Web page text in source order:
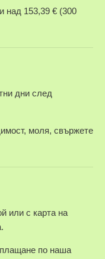
над 153,39 € (300
дни след
моля, свържете
или с карта на
по наша